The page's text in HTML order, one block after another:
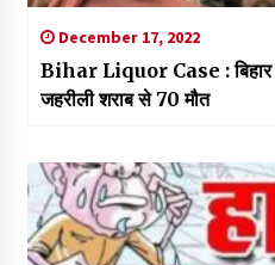
December 17, 2022
Bihar Liquor Case : बिहार
जहरीली शराब से 70 मौत